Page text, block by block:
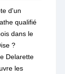
d'un
qualifié
dans le
?
Delarette
les